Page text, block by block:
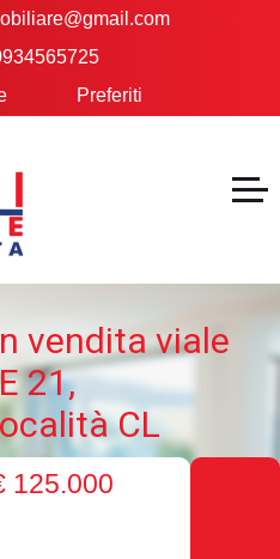
Preferiti
vendita viale
21,
CL
125.000